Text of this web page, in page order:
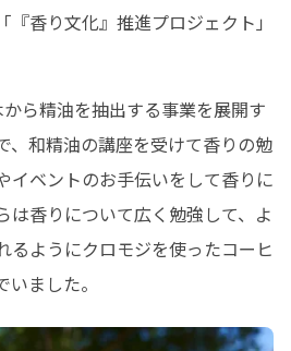
香り文化』推進プロジェクト」
ら精油を抽出する事業を展開す
、和精油の講座を受けて香りの勉
イベントのお手伝いをして香りに
は香りについて広く勉強して、よ
るようにクロモジを使ったコーヒ
ました。